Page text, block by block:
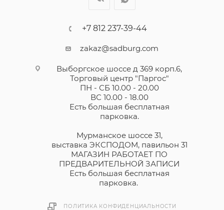
+7 812 237-39-44
zakaz@sadburg.com
Выборгское шоссе д 369 корп.6,
Торговый центр "Паргос"
ПН - СБ 10.00 - 20.00
ВС 10.00 - 18.00
Есть большая бесплатная
парковка.
Мурманское шоссе 31,
выставка ЭКСПОДОМ, павильон 31
МАГАЗИН РАБОТАЕТ ПО
ПРЕДВАРИТЕЛЬНОЙ ЗАПИСИ
Есть большая бесплатная
парковка.
ПОЛИТИКА КОНФИДЕНЦИАЛЬНОСТИ